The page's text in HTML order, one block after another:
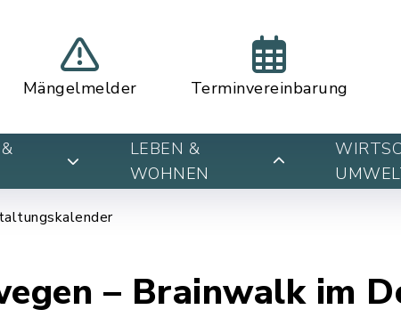
Mängelmelder Terminvereinbarung
LEBEN &
WOHNEN
– Brainwalk im